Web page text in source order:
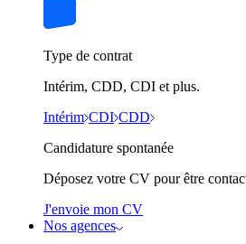
Type de contrat
Intérim, CDD, CDI et plus.
Intérim CDI CDD
Candidature spontanée
Déposez votre CV pour être
J'envoie mon CV
Nos agences